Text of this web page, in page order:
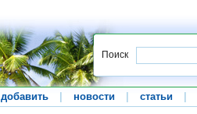
Поиск
добавить новости статьи